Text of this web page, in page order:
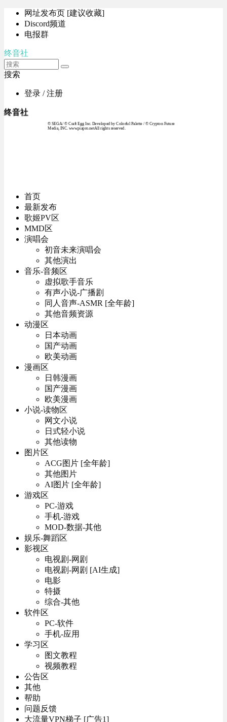
网址发布页 [建议收藏]
Discord频道
电报群
终音社
搜索
登录 / 注册
终音社
© SEGA / © Craft Egg Inc. Developed by Colorful Palette / © Crypton Future
Media, INC. www.piapro.netAll rights reserved.
首页
最新发布
歌姬PV区
MMD区
演唱会
初音未来演唱会
其他演出
音乐-音频区
虚拟歌手音乐
有声小说-广播剧
同人音声-ASMR [全年龄]
其他音频资源
动漫区
日本动画
国产动画
欧美动画
漫画区
日韩漫画
国产漫画
欧美漫画
小说-读物区
网文小说
日式轻小说
其他读物
图片区
ACG图片 [全年龄]
其他图片
AI图片 [全年龄]
游戏区
PC-游戏
手机-游戏
MOD-数据-其他
娱乐-舞蹈区
影视区
电视剧-网剧
电视剧-网剧 [AI生成]
电影
特摄
综合-其他
软件区
PC-软件
手机-应用
学习区
图文教程
视频教程
公告区
其他
帮助
问题反馈
大流量VPN梯子 [广告1]